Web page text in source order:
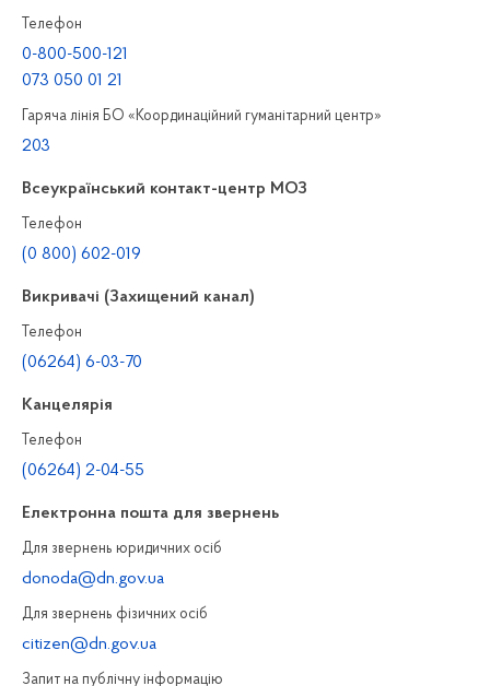
Телефон
0-800-500-121
073 050 01 21
Гаряча лінія БО «Координаційний гуманітарний центр»
203
Всеукраїнський контакт-центр МОЗ
Телефон
(0 800) 602-019
Викривачі (Захищений канал)
Телефон
(06264) 6-03-70
Канцелярiя
Телефон
(06264) 2-04-55
Електронна пошта для звернень
Для звернень юридичних осiб
donoda@dn.gov.ua
Для звернень фізичних осiб
citizen@dn.gov.ua
Запит на публiчну інформацiю